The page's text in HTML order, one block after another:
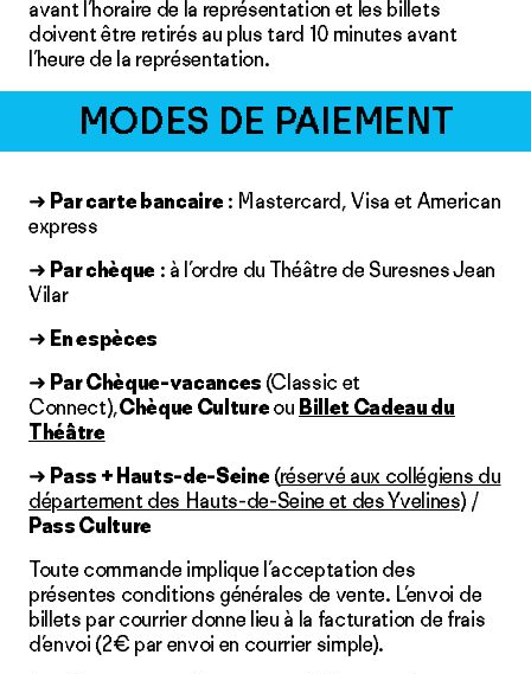
avant l’horaire de la représentation et les billets
doivent être retirés au plus tard 10 minutes avant
l’heure de la représentation.
MODES DE PAIEMENT
➜ Par carte bancaire : Mastercard, Visa et American
express
➜ Par chèque : à l’ordre du Théâtre de Suresnes Jean
Vilar
➜ En espèces
➜ Par Chèque-vacances (Classic et
Connect),Chèque Cultureou Billet Cadeau du
Théâtre
➜ Pass + Hauts-de-Seine (réservé aux collégiens du
département des Hauts-de-Seine et des Yvelines) /
Pass Culture
Toute commande implique l’acceptation des
présentes conditions générales de vente. L’envoi de
billets par courrier donne lieu à la facturation de frais
d’envoi (2€ par envoi en courrier simple).